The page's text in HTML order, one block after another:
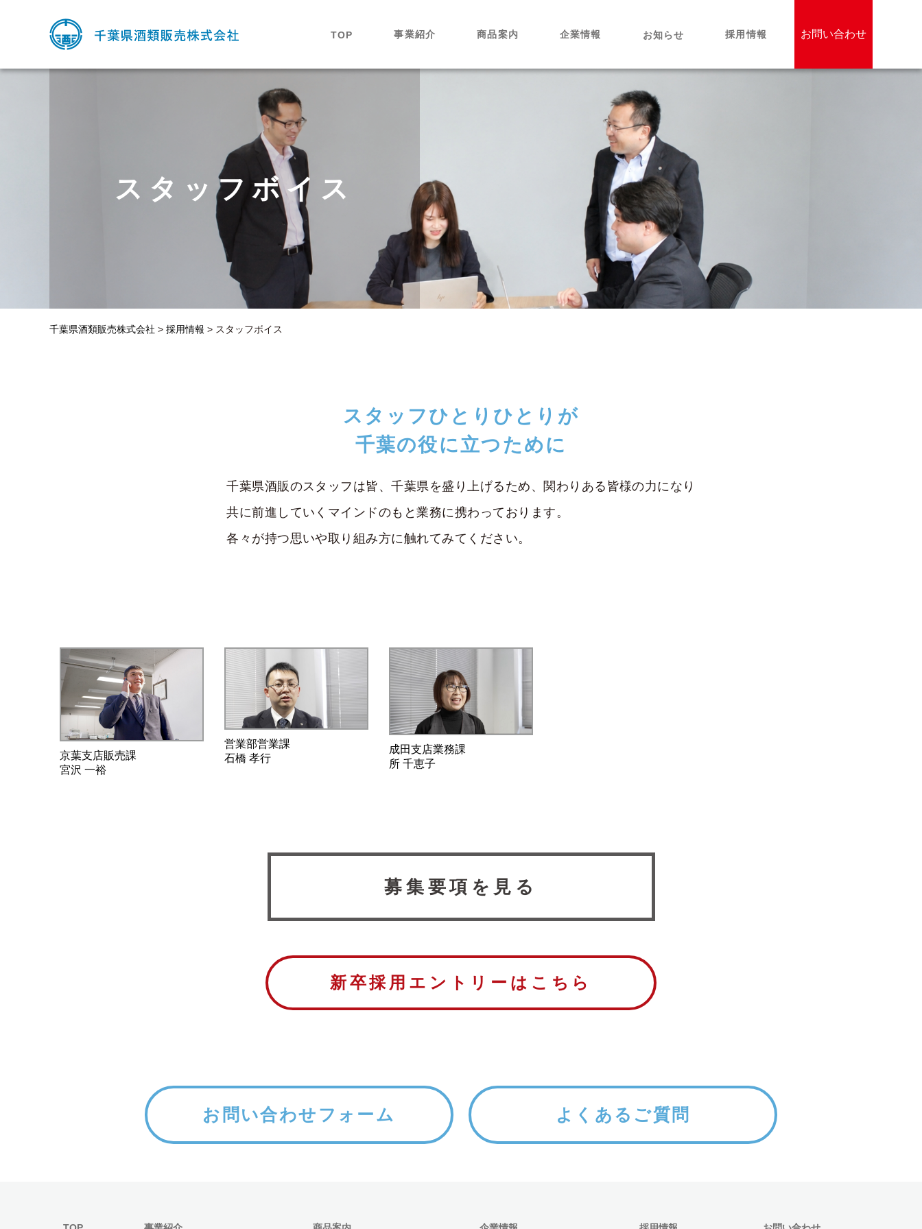
TOP 事業紹介 商品案内 企業情報 お知らせ 採用情報 お問い合わせ
スタッフボイス
千葉県酒類販売株式会社 > 採用情報 > スタッフボイス
スタッフひとりひとりが
千葉の役に立つために
千葉県酒販のスタッフは皆、千葉県を盛り上げるため、関わりある皆様の力になり
共に前進していくマインドのもと業務に携わっております。
各々が持つ思いや取り組み方に触れてみてください。
京葉支店販売課
宮沢 一裕
営業部営業課
石橋 孝行
成田支店業務課
所 千恵子
募集要項を見る
新卒採用エントリーはこちら
お問い合わせフォーム よくあるご質問